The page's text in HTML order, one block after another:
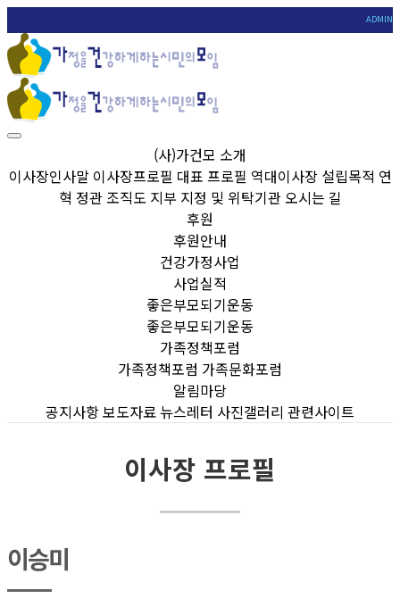
ADMIN
(사)가건모 소개
이사장인사말 이사장프로필 대표 프로필 역대이사장 설립목적 연
혁 정관 조직도 지부 지정 및 위탁기관 오시는 길
후원
후원안내
건강가정사업
사업실적
좋은부모되기운동
좋은부모되기운동
가족정책포럼
가족정책포럼 가족문화포럼
알림마당
공지사항보도자료뉴스레터 사진갤러리 관련사이트
이사장 프로필
이승미